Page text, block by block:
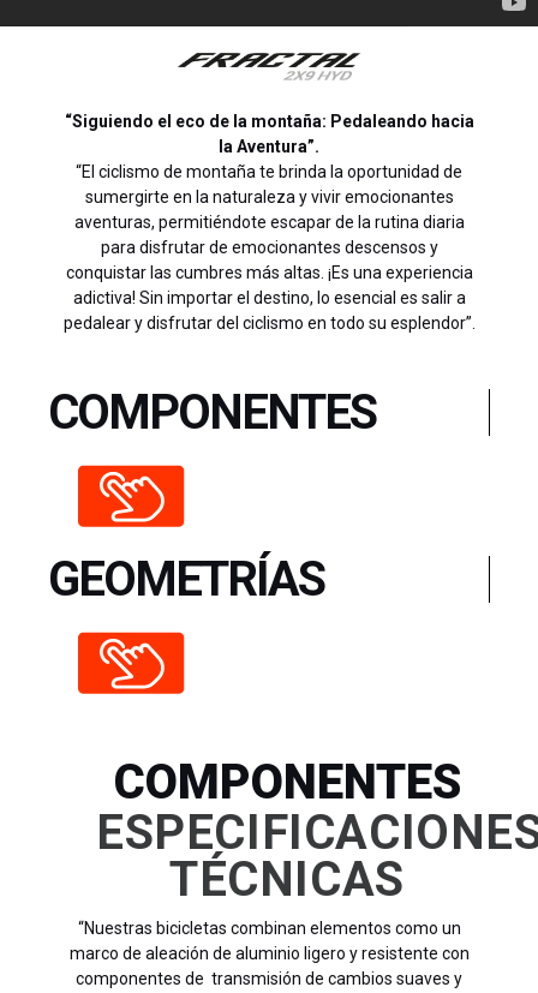
“Siguiendo el eco de la montaña: Pedaleando hacia
la Aventura”.
“El ciclismo de montaña te brinda la oportunidad de
sumergirte en la naturaleza y vivir emocionantes
aventuras, permitiéndote escapar de la rutina diaria
para disfrutar de emocionantes descensos y
conquistar las cumbres más altas. ¡Es una experiencia
adictiva! Sin importar el destino, lo esencial es salir a
pedalear y disfrutar del ciclismo en todo su esplendor”.
COMPONENTES
GEOMETRÍAS
COMPONENTES
TÉCNICAS
“Nuestras bicicletas combinan elementos como un
marco de aleación de aluminio ligero y resistente con
componentes de transmisión de cambios suaves y